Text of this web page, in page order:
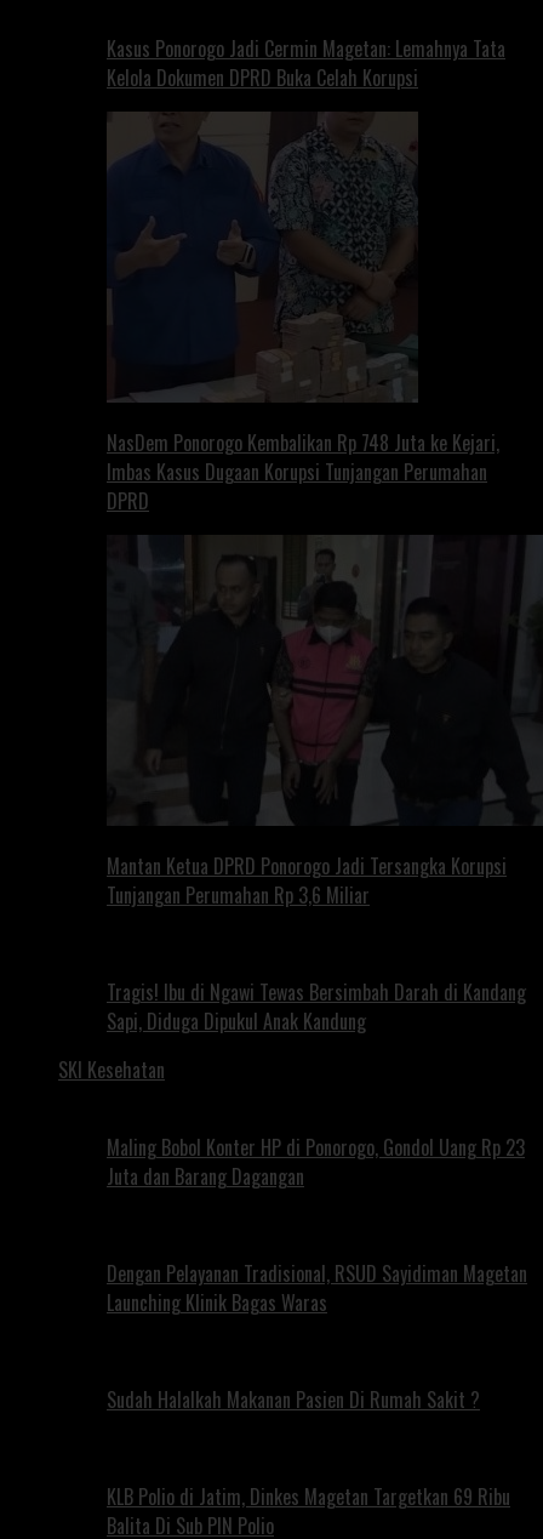
Kasus Ponorogo Jadi Cermin Magetan: Lemahnya Tata
Kelola Dokumen DPRD Buka Celah Korupsi
NasDem Ponorogo Kembalikan Rp 748 Juta ke Kejari,
Imbas Kasus Dugaan Korupsi Tunjangan Perumahan
DPRD
Mantan Ketua DPRD Ponorogo Jadi Tersangka Korupsi
Tunjangan Perumahan Rp 3,6 Miliar
Tragis! Ibu di Ngawi Tewas Bersimbah Darah di Kandang
Sapi, Diduga Dipukul Anak Kandung
SKI Kesehatan
Maling Bobol Konter HP di Ponorogo, Gondol Uang Rp 23
Juta dan Barang Dagangan
Dengan Pelayanan Tradisional, RSUD Sayidiman Magetan
Launching Klinik Bagas Waras
Sudah Halalkah Makanan Pasien Di Rumah Sakit ?
KLB Polio di Jatim, Dinkes Magetan Targetkan 69 Ribu
Balita Di Sub PIN Polio